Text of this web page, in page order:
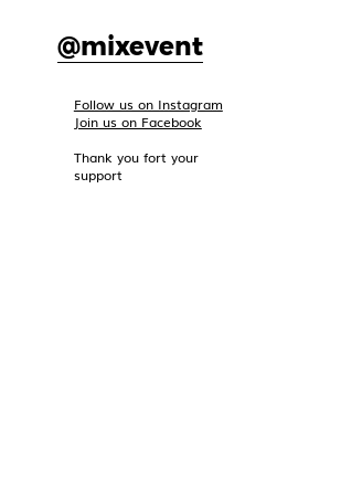
@mixevent
Follow us on Instagram
Join us on Facebook
Thank you fort your
support